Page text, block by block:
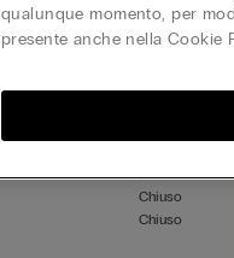
Chiuso
Chiuso
Chiuso
qualunque momento, per
presente anche nella Cookie